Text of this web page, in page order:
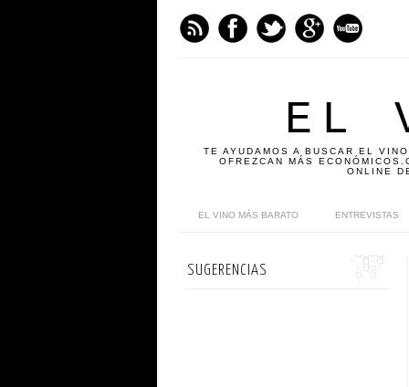
EL
TE AYUDAMOS A BUSCAR EL
OFREZCAN MÁS
ONLINE
EL VINO MÁS BARATO ENTREVISTAS
SUGERENCIAS